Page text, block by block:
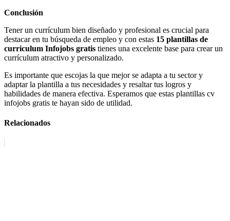
Conclusión
Tener un currículum bien diseñado y profesional es crucial para
destacar en tu búsqueda de empleo y con estas 15 plantillas de
curriculum Infojobs gratis tienes una excelente base para crear un
currículum atractivo y personalizado.
Es importante que escojas la que mejor se adapta a tu sector y
adaptar la plantilla a tus necesidades y resaltar tus logros y
habilidades de manera efectiva. Esperamos que estas plantillas cv
infojobs gratis te hayan sido de utilidad.
Relacionados